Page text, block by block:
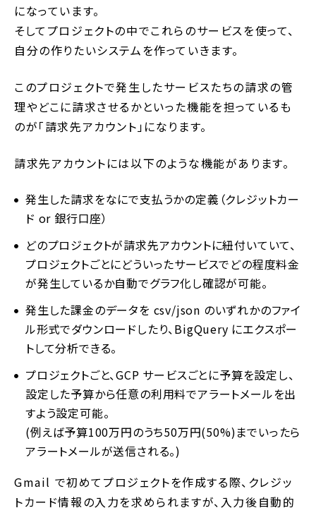
になっています。
そしてプロジェクトの中でこれらのサービスを使って、
自分の作りたいシステムを作っていきます。
このプロジェクトで発生したサービスたちの請求の管
理やどこに請求させるかといった機能を担っているも
のが「請求先アカウント」になります。
請求先アカウントには以下のような機能があります。
発生した請求をなにで支払うかの定義（クレジットカー
ド or 銀行口座）
どのプロジェクトが請求先アカウントに紐付いていて、
プロジェクトごとにどういったサービスでどの程度料金
が発生しているか自動でグラフ化し確認が可能。
発生した課金のデータを csv/json のいずれかのファイ
ル形式でダウンロードしたり、BigQuery にエクスポー
トして分析できる。
プロジェクトごと、GCP サービスごとに予算を設定し、
設定した予算から任意の利用料でアラートメールを出
すよう設定可能。
(例えば予算100万円のうち50万円(50%)までいったら
アラートメールが送信される。)
Gmail で初めてプロジェクトを作成する際、クレジッ
トカード情報の入力を求められますが、入力後自動的